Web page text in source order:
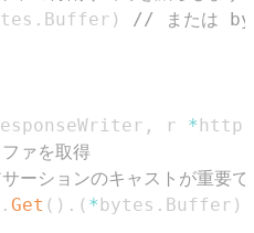
. Buffer )
// または
, r *http
ァを取得
ョンのキャストが重要で
. Get ( ) . ( *bytes . Buffer )